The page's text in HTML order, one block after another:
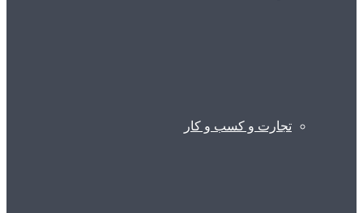
تجارت و کسب و کار